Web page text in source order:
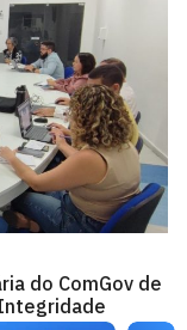
do ComGov de